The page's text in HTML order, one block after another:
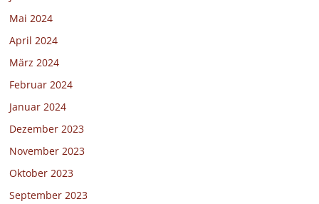
Mai 2024
April 2024
März 2024
Februar 2024
Januar 2024
Dezember 2023
November 2023
Oktober 2023
September 2023